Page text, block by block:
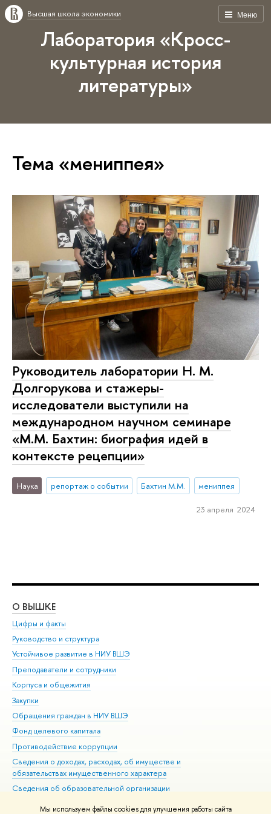
Мы используем файлы cookies для улучшения работы сайта
Меню
Высшая школа экономики
Лаборатория «Кросс-
культурная история
литературы»
Тема «мениппея»
Руководитель лаборатории Н. М.
Долгорукова и стажеры-
исследователи выступили на
международном научном семинаре
«М.М. Бахтин: биография идей в
контексте рецепции»
Наука репортаж о событии Бахтин М.М. мениппея
23 апреля 2024
О ВЫШКЕ
Цифры и факты
Руководство и структура
Устойчивое развитие в НИУ ВШЭ
Преподаватели и сотрудники
Корпуса и общежития
Закупки
Обращения граждан в НИУ ВШЭ
Фонд целевого капитала
Противодействие коррупции
Сведения о доходах, расходах, об имуществе и
обязательствах имущественного характера
Сведения об образовательной организации
Людям с ограниченными возможностями здоровья